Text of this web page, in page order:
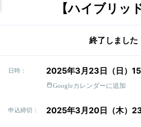
【ハイブリッ
終了しました
日時： 2025年3月23日（日）
Googleカレンダーに追加
申込締切： 2025年3月20日（木）